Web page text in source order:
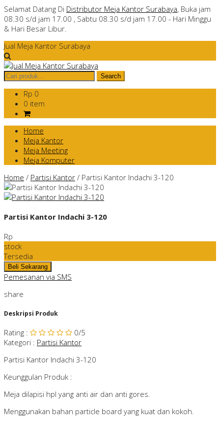
Selamat Datang Di Distributor Meja Kantor Surabaya, Buka jam
08.30 s/d jam 17.00 , Sabtu 08.30 s/d jam 17.00 - Hari Minggu
& Hari Besar Libur.
Jual Meja Kantor Surabaya
Rp 0
0 item
Home
Meja Kantor
Meja Meeting
Meja Komputer
Home / Partisi Kantor / Partisi Kantor Indachi 3-120
Partisi Kantor Indachi 3-120
Rp
stock
Tersedia
Pemesanan via SMS
share
Deskripsi Produk
Rating : 0/5
Kategori : Partisi Kantor
Partisi Kantor Indachi 3-120
Keunggulan Produk :
Meja dilapisi hpl yang anti air dan anti gores.
Menggunakan bahan particle board yang kuat dan kokoh.